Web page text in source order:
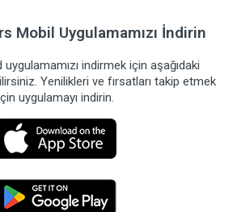
Mobil Uygulamamızı İndirin
indirmek için aşağıdaki
Yenilikleri ve fırsatları takip etmek
uygulamayı indirin.